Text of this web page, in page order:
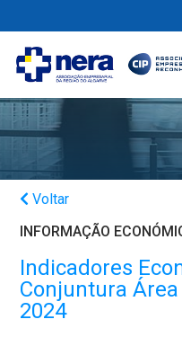
Voltar
INFORMAÇÃO
Indicadores
Conjuntura
2024